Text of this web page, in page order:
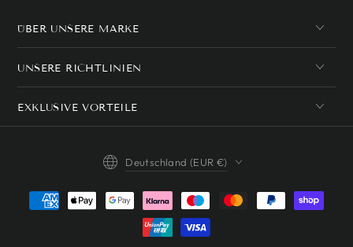
ÜBER UNSERE MARKE
UNSERE RICHTLINIEN
EXKLUSIVE VORTEILE
Land/Region
Deutschland (EUR €)
Zahlungsmöglichkeiten